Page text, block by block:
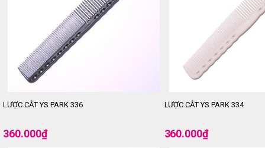
LƯỢC CẮT YS PARK 336
360.000₫
LƯỢC CẮT YS PARK 334
360.000₫